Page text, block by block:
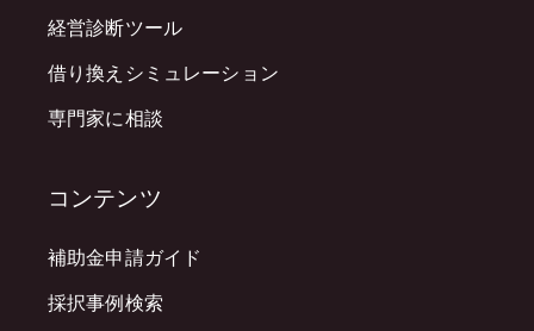
経営診断ツール
借り換えシミュレーション
専門家に相談
コンテンツ
補助金申請ガイド
採択事例検索